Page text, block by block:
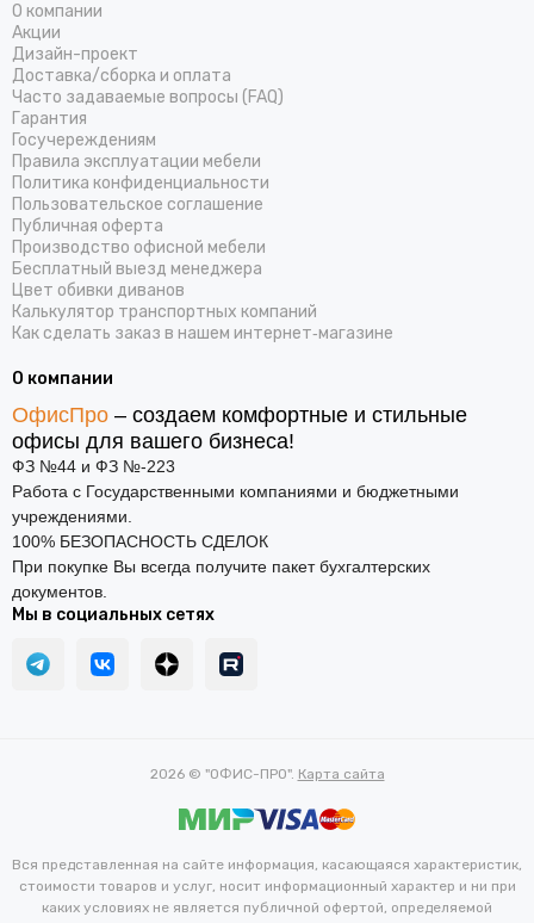
О компании
Акции
Дизайн-проект
Доставка/cборка и оплата
Часто задаваемые вопросы (FAQ)
Гарантия
Госучереждениям
Правила эксплуатации мебели
Политика конфиденциальности
Пользовательское соглашение
Публичная оферта
Производство офисной мебели
Бесплатный выезд менеджера
Цвет обивки диванов
Калькулятор транспортных компаний
Как сделать заказ в нашем интернет‑магазине
О компании
ОфисПро – создаем комфортные и стильные
офисы для вашего бизнеса!
ФЗ №44 и ФЗ №-223
Работа с Государственными компаниями и бюджетными
учреждениями.
100% БЕЗОПАСНОСТЬ СДЕЛОК
При покупке Вы всегда получите пакет бухгалтерских
документов.
Мы в социальных сетях
2026 © "ОФИС-ПРО". Карта сайта
Вся представленная на сайте информация, касающаяся характеристик,
стоимости товаров и услуг, носит информационный характер и ни при
каких условиях не является публичной офертой, определяемой